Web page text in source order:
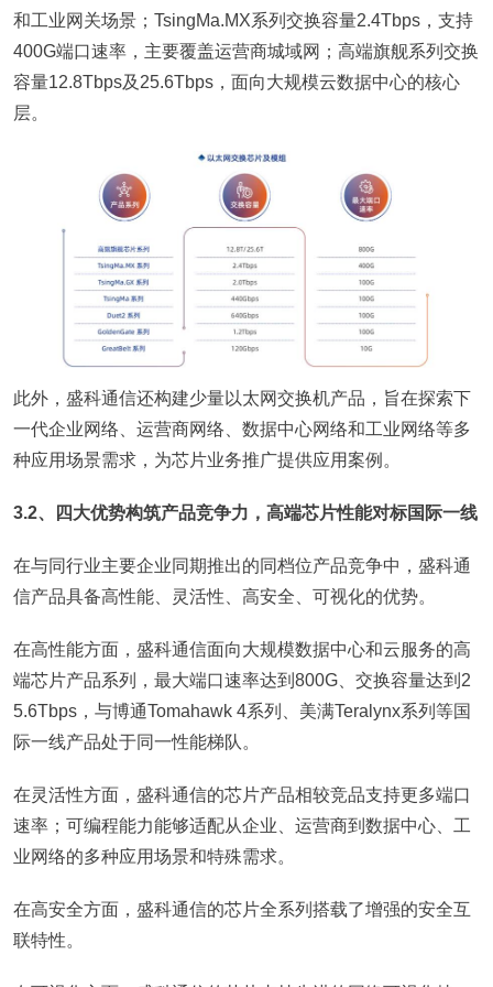
和工业网关场景；TsingMa.MX系列交换容量2.4Tbps，支持
400G端口速率，主要覆盖运营商城域网；高端旗舰系列交换
容量12.8Tbps及25.6Tbps，面向大规模云数据中心的核心
层。
此外，盛科通信还构建少量以太网交换机产品，旨在探索下
一代企业网络、运营商网络、数据中心网络和工业网络等多
种应用场景需求，为芯片业务推广提供应用案例。
3.2、四大优势构筑产品竞争力，高端芯片性能对标国际一线
在与同行业主要企业同期推出的同档位产品竞争中，盛科通
信产品具备高性能、灵活性、高安全、可视化的优势。
在高性能方面，盛科通信面向大规模数据中心和云服务的高
端芯片产品系列，最大端口速率达到800G、交换容量达到2
5.6Tbps，与博通Tomahawk 4系列、美满Teralynx系列等国
际一线产品处于同一性能梯队。
在灵活性方面，盛科通信的芯片产品相较竞品支持更多端口
速率；可编程能力能够适配从企业、运营商到数据中心、工
业网络的多种应用场景和特殊需求。
在高安全方面，盛科通信的芯片全系列搭载了增强的安全互
联特性。